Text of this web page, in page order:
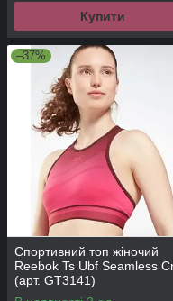
Купити
–37%
Спортивний топ жіночий
Reebok Ts Ubf Seamless
(арт. GT3141)